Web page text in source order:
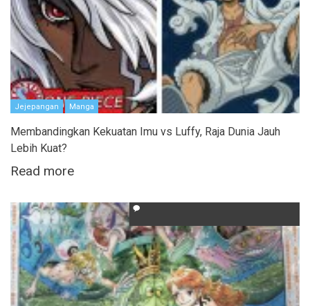
Jejepangan Manga
Membandingkan Kekuatan Imu vs Luffy, Raja Dunia Jauh
Lebih Kuat?
Read more